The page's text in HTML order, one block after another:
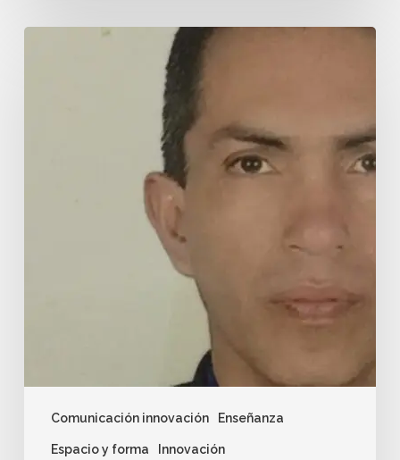
Comunicación innovación Enseñanza
Espacio y forma Innovación